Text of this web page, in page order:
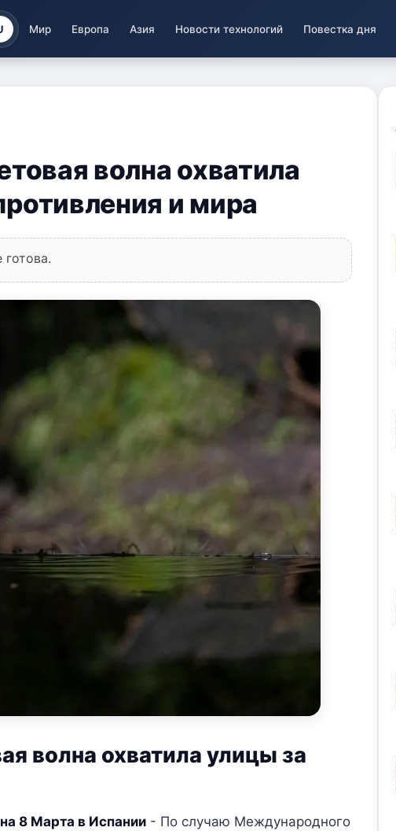
Мир Европа Азия Новости технологий Повестка дня
волна охватила
и мира
волна охватила улицы за
8 Марта в Испании - По случаю Международного